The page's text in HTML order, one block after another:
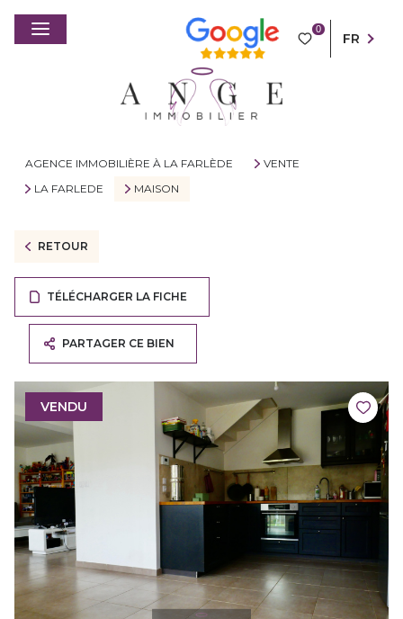
0
FR
AGENCE IMMOBILIÈRE À LA FARLÈDE
VENTE
LA FARLEDE
MAISON
RETOUR
TÉLÉCHARGER LA FICHE
PARTAGER CE BIEN
VENDU